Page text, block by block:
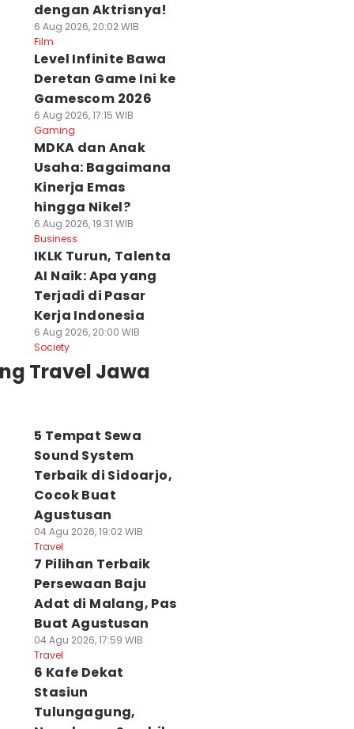
dengan Aktrisnya!
6 Aug 2026, 20:02 WIB
Film
Level Infinite Bawa
Deretan Game Ini ke
Gamescom 2026
6 Aug 2026, 17:15 WIB
Gaming
MDKA dan Anak
Usaha: Bagaimana
Kinerja Emas
hingga Nikel?
6 Aug 2026, 19:31 WIB
Business
IKLK Turun, Talenta
AI Naik: Apa yang
Terjadi di Pasar
Kerja Indonesia
6 Aug 2026, 20:00 WIB
Society
Travel Jawa
5 Tempat Sewa
Sound System
Terbaik di Sidoarjo,
Cocok Buat
Agustusan
04 Agu 2026, 19:02 WIB
Travel
7 Pilihan Terbaik
Persewaan Baju
Adat di Malang, Pas
Buat Agustusan
04 Agu 2026, 17:59 WIB
Travel
6 Kafe Dekat
Stasiun
Tulungagung,